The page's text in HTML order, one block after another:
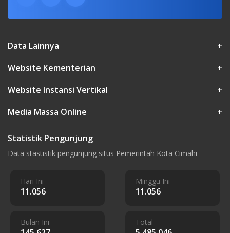
Data Lainnya
+
Website Kementerian
+
Website Instansi Vertikal
+
Media Massa Online
+
Statistik Pengunjung
Data stastistik pengunjung situs Pemerintah Kota Cimahi
Hari Ini
11.056
Minggu Ini
11.056
Bulan Ini Total